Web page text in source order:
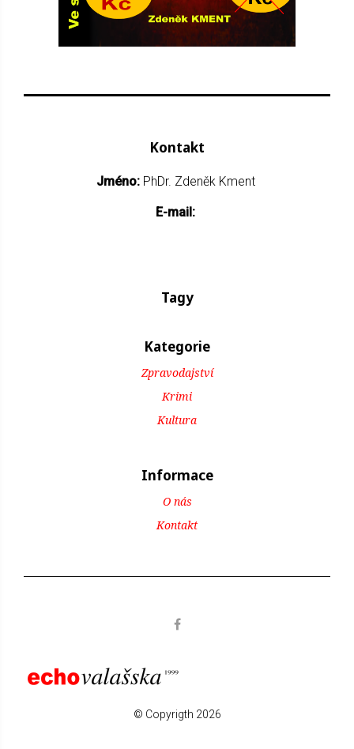
Kontakt
Jméno: PhDr. Zdeněk Kment
E-mail:
Tagy
Kategorie
Zpravodajství
Krimi
Kultura
Informace
O nás
Kontakt
© Copyrigth 2026